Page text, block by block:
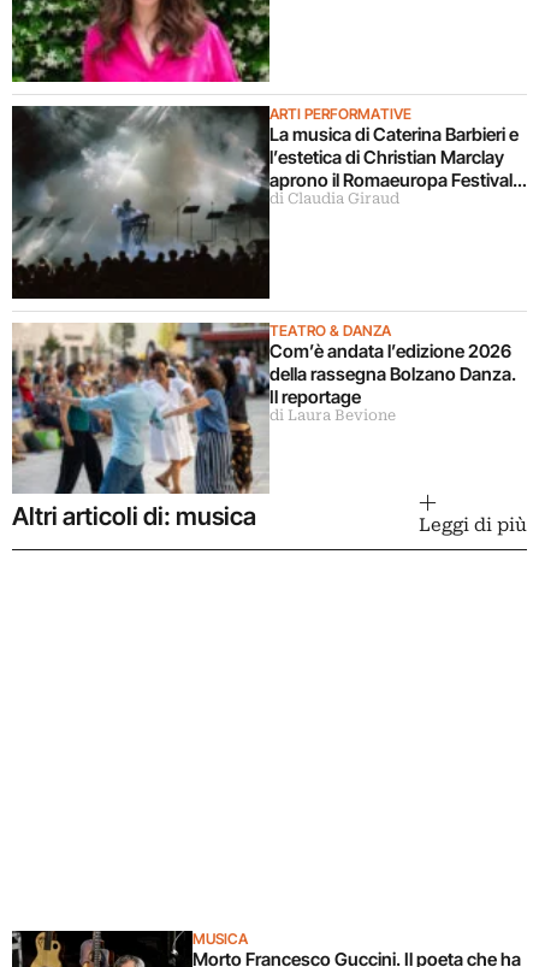
ARTI PERFORMATIVE
La musica di Caterina Barbieri e
l’estetica di Christian Marclay
aprono il Romaeuropa Festival
2026
di Claudia Giraud
TEATRO & DANZA
Com’è andata l’edizione 2026
della rassegna Bolzano Danza.
Il reportage
di Laura Bevione
Altri articoli di: musica Leggi di più
MUSICA
Morto Francesco Guccini. Il poeta che ha